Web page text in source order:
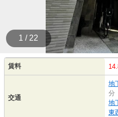
1 / 22
賃料
交通
地
分
地
東